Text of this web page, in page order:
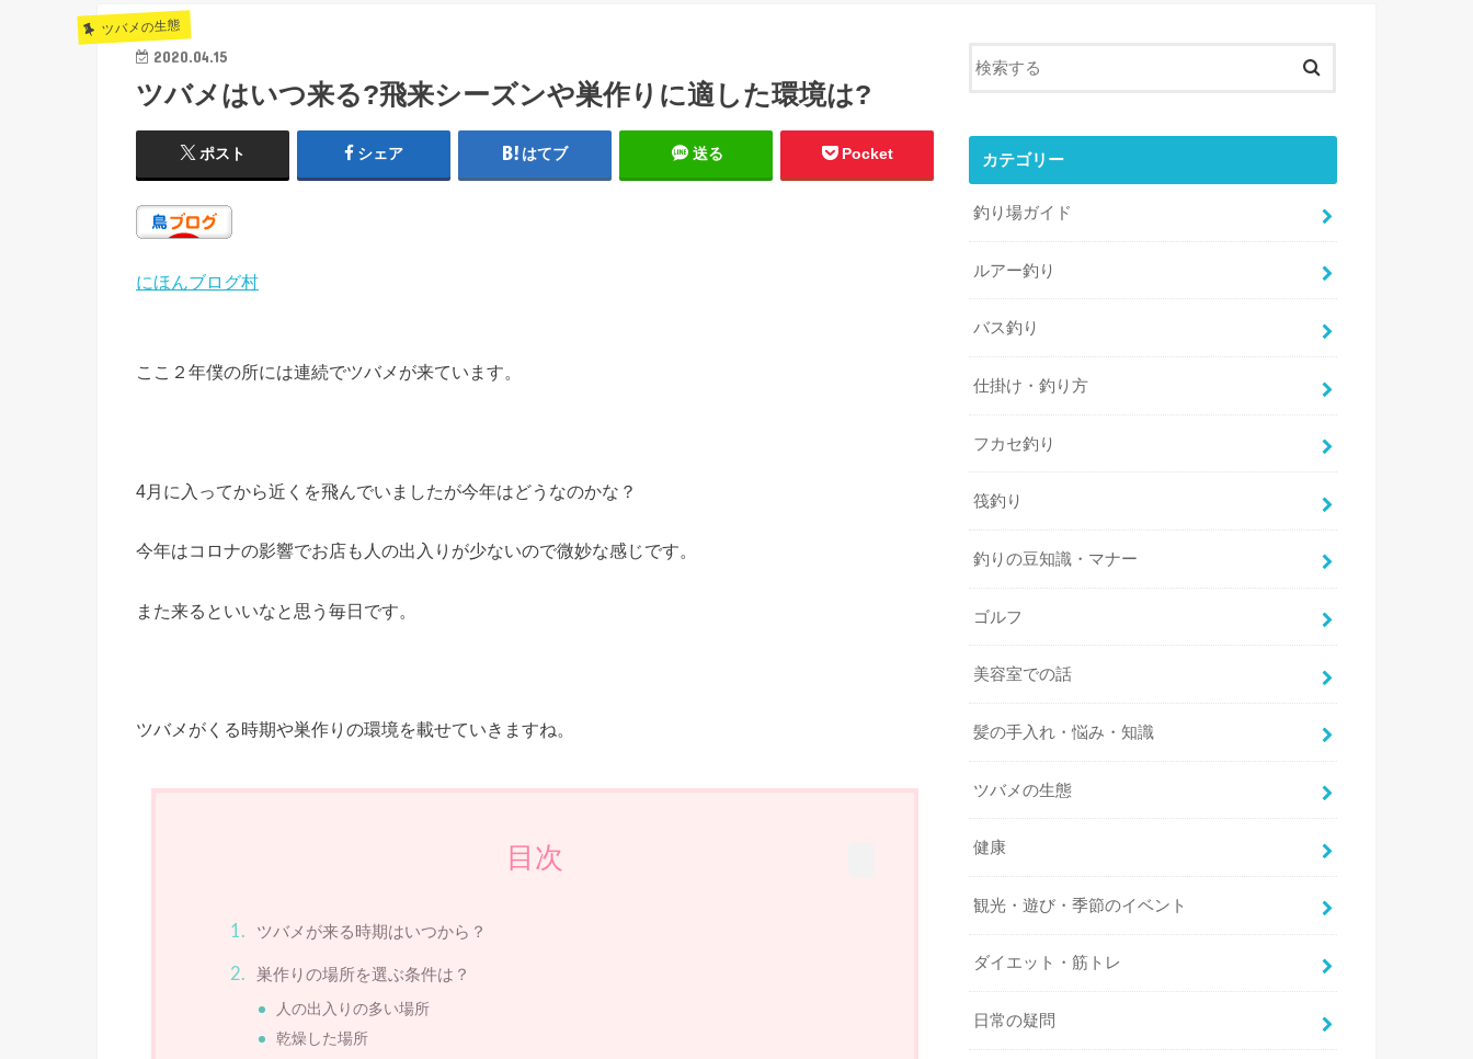
ツバメの生態
2020.04.15
ツバメはいつ来る?飛来シーズンや巣作りに適した環境は?
ポスト シェア はてブ 送る Pocket
にほんブログ村
ここ２年僕の所には連続でツバメが来ています。
4月に入ってから近くを飛んでいましたが今年はどうなのかな？
今年はコロナの影響でお店も人の出入りが少ないので微妙な感じです。
また来るといいなと思う毎日です。
ツバメがくる時期や巣作りの環境を載せていきますね。
目次
ツバメが来る時期はいつから？
巣作りの場所を選ぶ条件は？
人の出入りの多い場所
乾燥した場所
カテゴリー
釣り場ガイド
ルアー釣り
バス釣り
仕掛け・釣り方
フカセ釣り
筏釣り
釣りの豆知識・マナー
ゴルフ
美容室での話
髪の手入れ・悩み・知識
ツバメの生態
健康
観光・遊び・季節のイベント
ダイエット・筋トレ
日常の疑問